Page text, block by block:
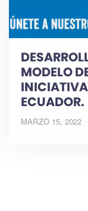
MODELO
INICIATIVA
ECUADOR.
MARZO 15, 2022